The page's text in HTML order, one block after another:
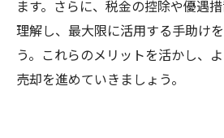
ます。さらに、税金の控除や優遇
理解し、最大限に活用する手助け
う。これらのメリットを活かし、
売却を進めていきましょう。